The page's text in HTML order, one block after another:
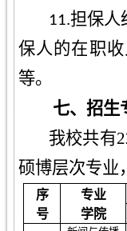
11.担保
保人的在职
等。
七、 招生
我校共有2
硕博层次专业
序
号
专业
学院